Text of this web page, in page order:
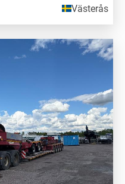
Västerås